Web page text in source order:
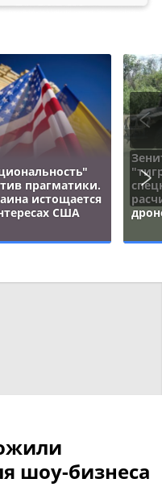
прагматики.
истощается
США
шоу-бизнеса